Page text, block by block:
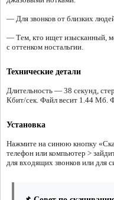
— Для звонков от близких
— Тем, кто ищет изысканный,
с оттенком ностальгии.
Технические детали
Длительность — 38 секунд,
Кбит/сек. Файл весит 1.44 Мб.
Установка
Нажмите на синюю кнопку
телефон или компьютер >
для входящих звонков или для